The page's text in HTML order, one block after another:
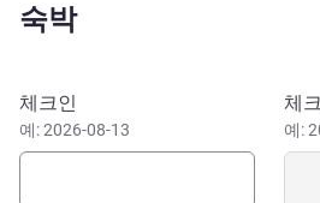
one bar, 2,008 m² of prime meeting
숙박
이 호텔 예약하기
체크인
예: 2026-08-13
체
예: